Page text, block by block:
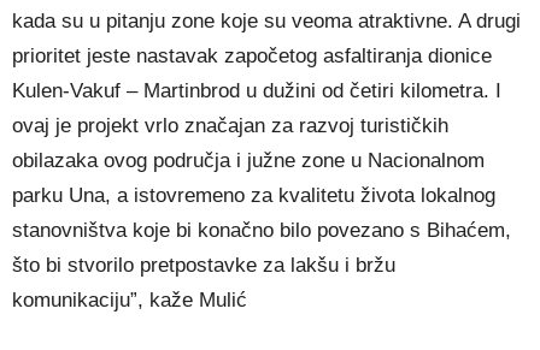
kada su u pitanju zone koje su veoma atraktivne. A drugi
prioritet jeste nastavak započetog asfaltiranja dionice
Kulen‑Vakuf – Martinbrod u dužini od četiri kilometra. I
ovaj je projekt vrlo značajan za razvoj turističkih
obilazaka ovog područja i južne zone u Nacionalnom
parku Una, a istovremeno za kvalitetu života lokalnog
stanovništva koje bi konačno bilo povezano s Bihaćem,
što bi stvorilo pretpostavke za lakšu i bržu
komunikaciju”, kaže Mulić